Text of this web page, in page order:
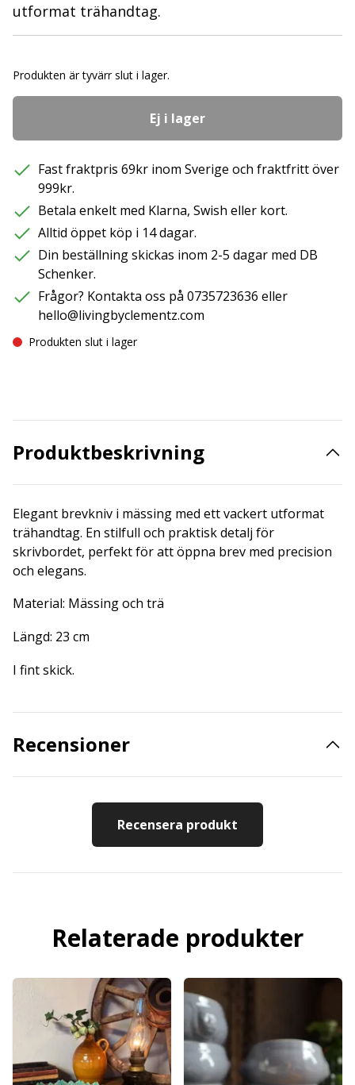
utformat trähandtag.
Produkten är tyvärr slut i lager.
Ej i lager
Fast fraktpris 69kr inom Sverige och fraktfritt över
999kr.
Betala enkelt med Klarna, Swish eller kort.
Alltid öppet köp i 14 dagar.
Din beställning skickas inom 2-5 dagar med DB
Schenker.
Frågor? Kontakta oss på 0735723636 eller
hello@livingbyclementz.com
Produkten slut i lager
Produktbeskrivning
Elegant brevkniv i mässing med ett vackert utformat
trähandtag. En stilfull och praktisk detalj för
skrivbordet, perfekt för att öppna brev med precision
och elegans.
Material: Mässing och trä
Längd: 23 cm
I fint skick.
Recensioner
Recensera produkt
Relaterade produkter